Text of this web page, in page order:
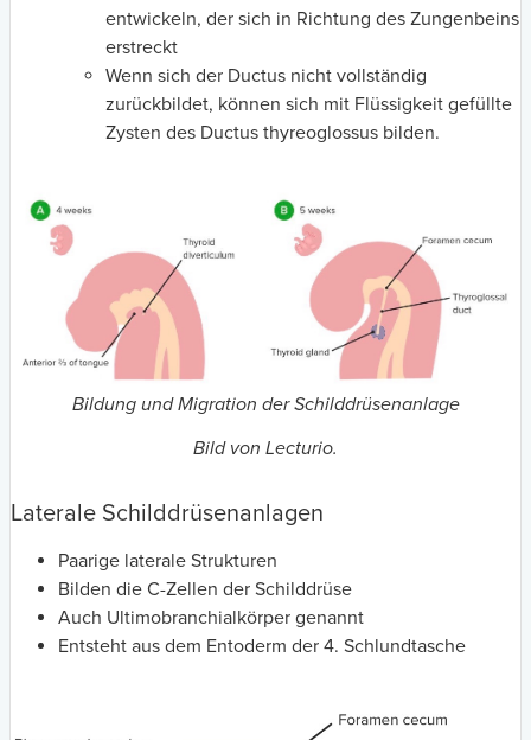
entwickeln, der sich in Richtung des Zungenbeins
erstreckt
Wenn sich der Ductus nicht vollständig
zurückbildet, können sich mit Flüssigkeit gefüllte
Zysten des Ductus thyreoglossus bilden.
Bildung und Migration der Schilddrüsenanlage
Bild von Lecturio.
Laterale Schilddrüsenanlagen
Paarige laterale Strukturen
Bilden die C-Zellen der Schilddrüse
Auch Ultimobranchialkörper genannt
Entsteht aus dem Entoderm der 4. Schlundtasche